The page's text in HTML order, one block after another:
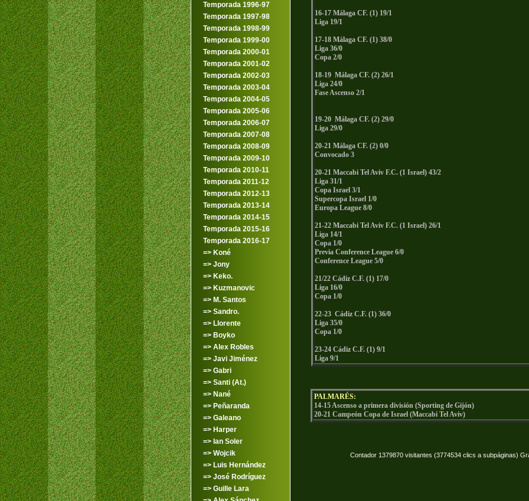
Temporada 1996-97
Temporada 1997-98
Temporada 1998-99
Temporada 1999-00
Temporada 2000-01
Temporada 2001-02
Temporada 2002-03
Temporada 2003-04
Temporada 2004-05
Temporada 2005-06
Temporada 2006-07
Temporada 2007-08
Temporada 2008-09
Temporada 2009-10
Temporada 2010-11
Temporada 2011-12
Temporada 2012-13
Temporada 2013-14
Temporada 2014-15
Temporada 2015-16
Temporada 2016-17
=> Koné
=> Jony
=> Keko.
=> Kuzmanovic
=> M. Santos
=> Sandro.
=> Llorente
=> Boyko
=> Alex Robles
=> Javi Jiménez
=> Gabri
=> Santi (At.)
=> Nané
=> Peñaranda
=> Galeano
=> Harper
=> Ian Soler
=> Wojcik
=> Luis Hernández
=> José Rodríguez
=> Guille Lara
16-17 Málaga CF. (1) 19/1
Liga 19/1
17-18 Málaga CF. (1) 38/0
Liga 36/0
Copa 2/0
18-19 Málaga CF. (2) 26/1
Liga 24/0
Fase Ascenso 2/1
19-20 Málaga CF. (2) 29/0
Liga 29/0
20-21 Málaga CF. (2) 0/0
Convocado 3
20-21 Maccabi Tel Aviv F.C. (1 Israel) 43/2
Liga 31/1
Copa Israel 3/1
Supercopa Israel 1/0
Europa League 8/0
21-22 Maccabi Tel Aviv F.C. (1 Israel) 26/1
Liga 14/1
Copa 1/0
Previa Conference League 6/0
Conference League 5/0
21/22 Cádiz C.F. (1) 17/0
Liga 16/0
Copa 1/0
22-23 Cádiz C.F. (1) 36/0
Liga 35/0
Copa 1/0
23-24 Cádiz C.F. (1) 9/1
Liga 9/1
PALMARÉS:
14-15 Ascenso a primera división (Sporting de Gijón)
20-21 Campeón Copa de Israel (Maccabi Tel Aviv)
Contador 1379870 visitantes (3774534 clics a subpáginas)